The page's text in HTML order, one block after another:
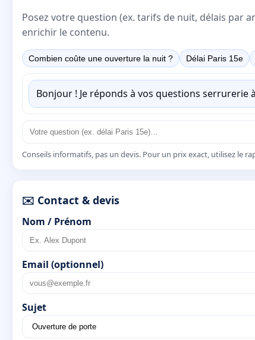
Posez votre question (ex. tarifs de nuit, délais par
enrichir le contenu.
Combien coûte une ouverture la nuit ? Délai Paris 15e
Bonjour ! Je réponds à vos questions serrurerie
Conseils informatifs, pas un devis. Pour un prix exact, utilisez le
✉️ Contact & devis
Nom / Prénom
Email (optionnel)
Sujet